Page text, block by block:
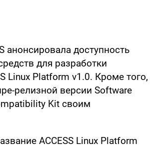
анонсировала доступность
для разработки
Linux Platform v1.0. Кроме того,
релизной версии Software
Kit своим
ACCESS Linux Platform